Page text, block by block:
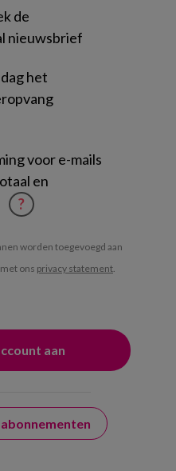
de
nieuwsbrief
het
voor e-mails
en
?
worden toegevoegd aan
ons privacy statement.